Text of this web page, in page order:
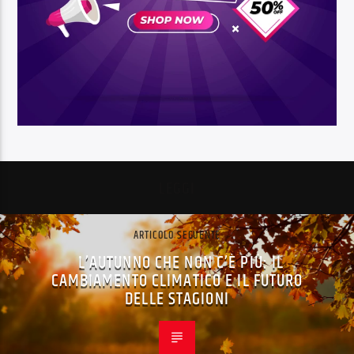
ARTICOLO SEGUENTE
L’AUTUNNO CHE NON C’È PIÙ: IL
CAMBIAMENTO CLIMATICO E IL FUTURO
DELLE STAGIONI